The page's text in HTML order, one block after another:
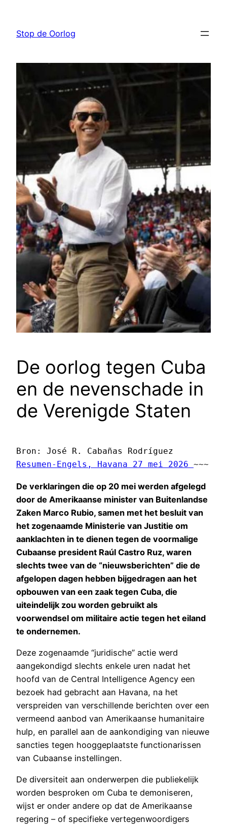
Stop de Oorlog
De oorlog tegen Cuba
en de nevenschade in
de Verenigde Staten
Bron: José R. Cabañas Rodríguez
Resumen-Engels, Havana 27 mei 2026
De verklaringen die op 20 mei werden afgelegd
door de Amerikaanse minister van Buitenlandse
Zaken Marco Rubio, samen met het besluit van
het zogenaamde Ministerie van Justitie om
aanklachten in te dienen tegen de voormalige
Cubaanse president Raúl Castro Ruz, waren
slechts twee van de “nieuwsberichten” die de
afgelopen dagen hebben bijgedragen aan het
opbouwen van een zaak tegen Cuba, die
uiteindelijk zou worden gebruikt als
voorwendsel om militaire actie tegen het eiland
te ondernemen.
Deze zogenaamde “juridische” actie werd
aangekondigd slechts enkele uren nadat het
hoofd van de Central Intelligence Agency een
bezoek had gebracht aan Havana, na het
verspreiden van verschillende berichten over een
vermeend aanbod van Amerikaanse humanitaire
hulp, en parallel aan de aankondiging van nieuwe
sancties tegen hooggeplaatste functionarissen
van Cubaanse instellingen.
De diversiteit aan onderwerpen die publiekelijk
worden besproken om Cuba te demoniseren,
wijst er onder andere op dat de Amerikaanse
regering – of specifieke vertegenwoordigers